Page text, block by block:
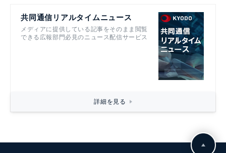
共同通信リアルタイムニュース
メディアに提供している記事をそのまま閲覧
できる広報部門必見のニュース配信サービス
詳細を見る